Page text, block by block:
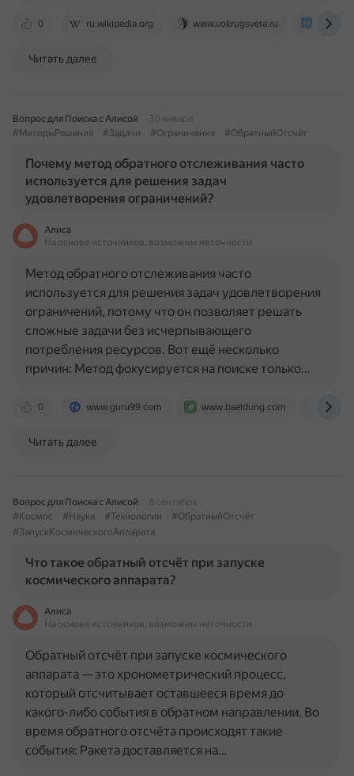
0 ru.wikipedia.org www.vokrugsveta.ru
Читать далее
Вопрос для Поиска с Алисой
30 января
#МетодыРешения
#Задачи #Ограничения #ОбратныйОтсчёт
Почему метод обратного отслеживания часто
используется для решения задач
удовлетворения ограничений?
Алиса
На основе источников, возможны неточности
0 www.guru99.com www.baeldung.com
Метод обратного отслеживания часто
используется для решения задач удовлетворения
ограничений, потому что он позволяет решать
сложные задачи без исчерпывающего
потребления ресурсов. Вот ещё несколько
причин: Метод фокусируется на поиске только…
Читать далее
Вопрос для Поиска с Алисой
8 сентября
#Космос
#Наука #Технологии
#ОбратныйОтсчёт
#ЗапускКосмическогоАппарата
Что такое обратный отсчёт при запуске
космического аппарата?
Алиса
На основе источников, возможны неточности
Обратный отсчёт при запуске космического
аппарата — это хронометрический процесс,
который отсчитывает оставшееся время до
какого-либо события в обратном направлении. Во
время обратного отсчёта происходят такие
события: Ракета доставляется на…